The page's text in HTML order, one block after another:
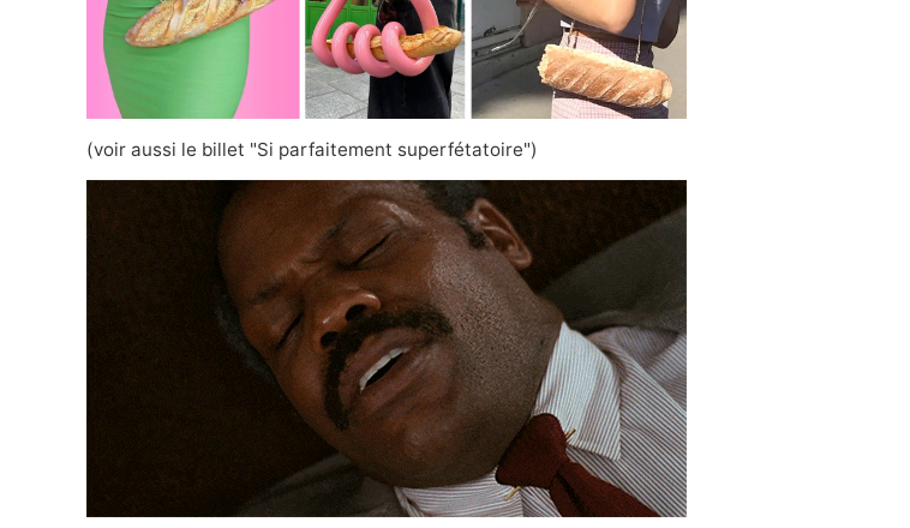
(voir aussi le billet "Si parfaitement superfétatoire")